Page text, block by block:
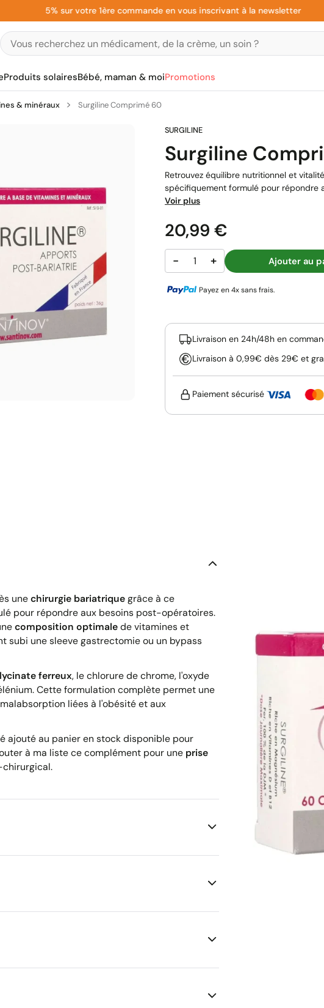
5% sur votre 1ère commande en vous inscrivant à la newsletter
Produits solairesBébé, maman & moiPromotions
& minéraux Surgiline Comprimé 60
Surgiline
Retrouvez équilibre nutritionnel et
spécifiquement formulé pour répondre
Voir plus
Prix
20,99 €
− + Ajouter au
Payez en 4x sans frais.
Livraison en 24h/48h en
Livraison à 0,99€ dès 29€ et
Paiement sécurisé
unechirurgie bariatriquegrâce à ce
pour répondre aux besoins post-opératoires.
composition optimalede vitamines et
subi une sleeve gastrectomie ou un bypass
ferreux, le chlorure de chrome, l'oxyde
Cette formulation complète permet une
liées à l'obésité et aux
ajouté au panier en stock disponible pour
à ma liste ce complément pour une prise